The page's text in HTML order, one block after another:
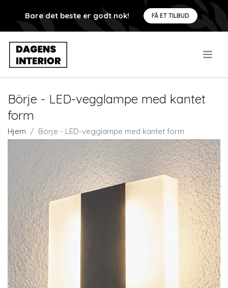
Bare det beste er godt nok! FÅ ET TILBUD
Börje - LED-vegglampe med kantet
form
Hjem Börje - LED-vegglampe med kantet form